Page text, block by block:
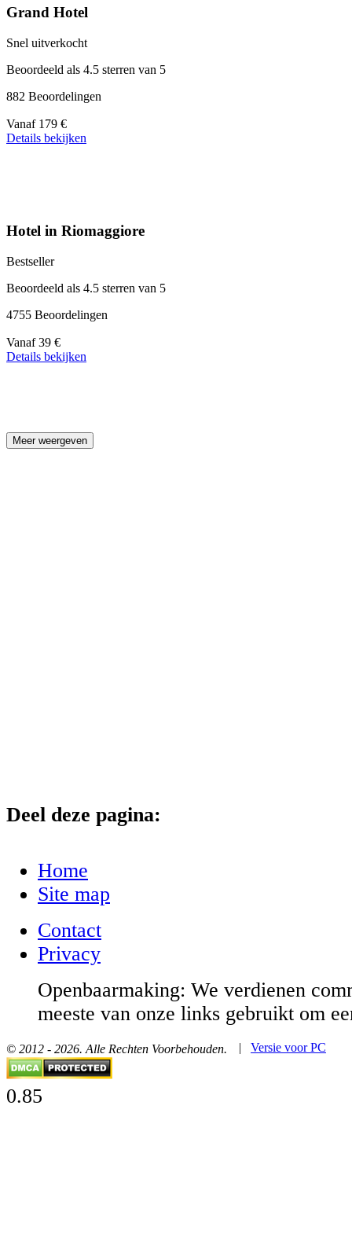
Grand Hotel
Snel uitverkocht
Beoordeeld als 4.5 sterren van 5
882 Beoordelingen
Prijs
vanaf
Vanaf 179 €
Details bekijken
Hotel in Riomaggiore
Bestseller
Beoordeeld als 4.5 sterren van 5
4755 Beoordelingen
Prijs
vanaf
Vanaf 39 €
Details bekijken
Meer weergeven
Deel deze pagina:
Home
Site map
Contact
Privacy
Openbaarmaking: We verdienen
meeste van onze links gebruikt om
© 2012 - 2026. Alle Rechten Voorbehouden. | Versie voor PC
0.85